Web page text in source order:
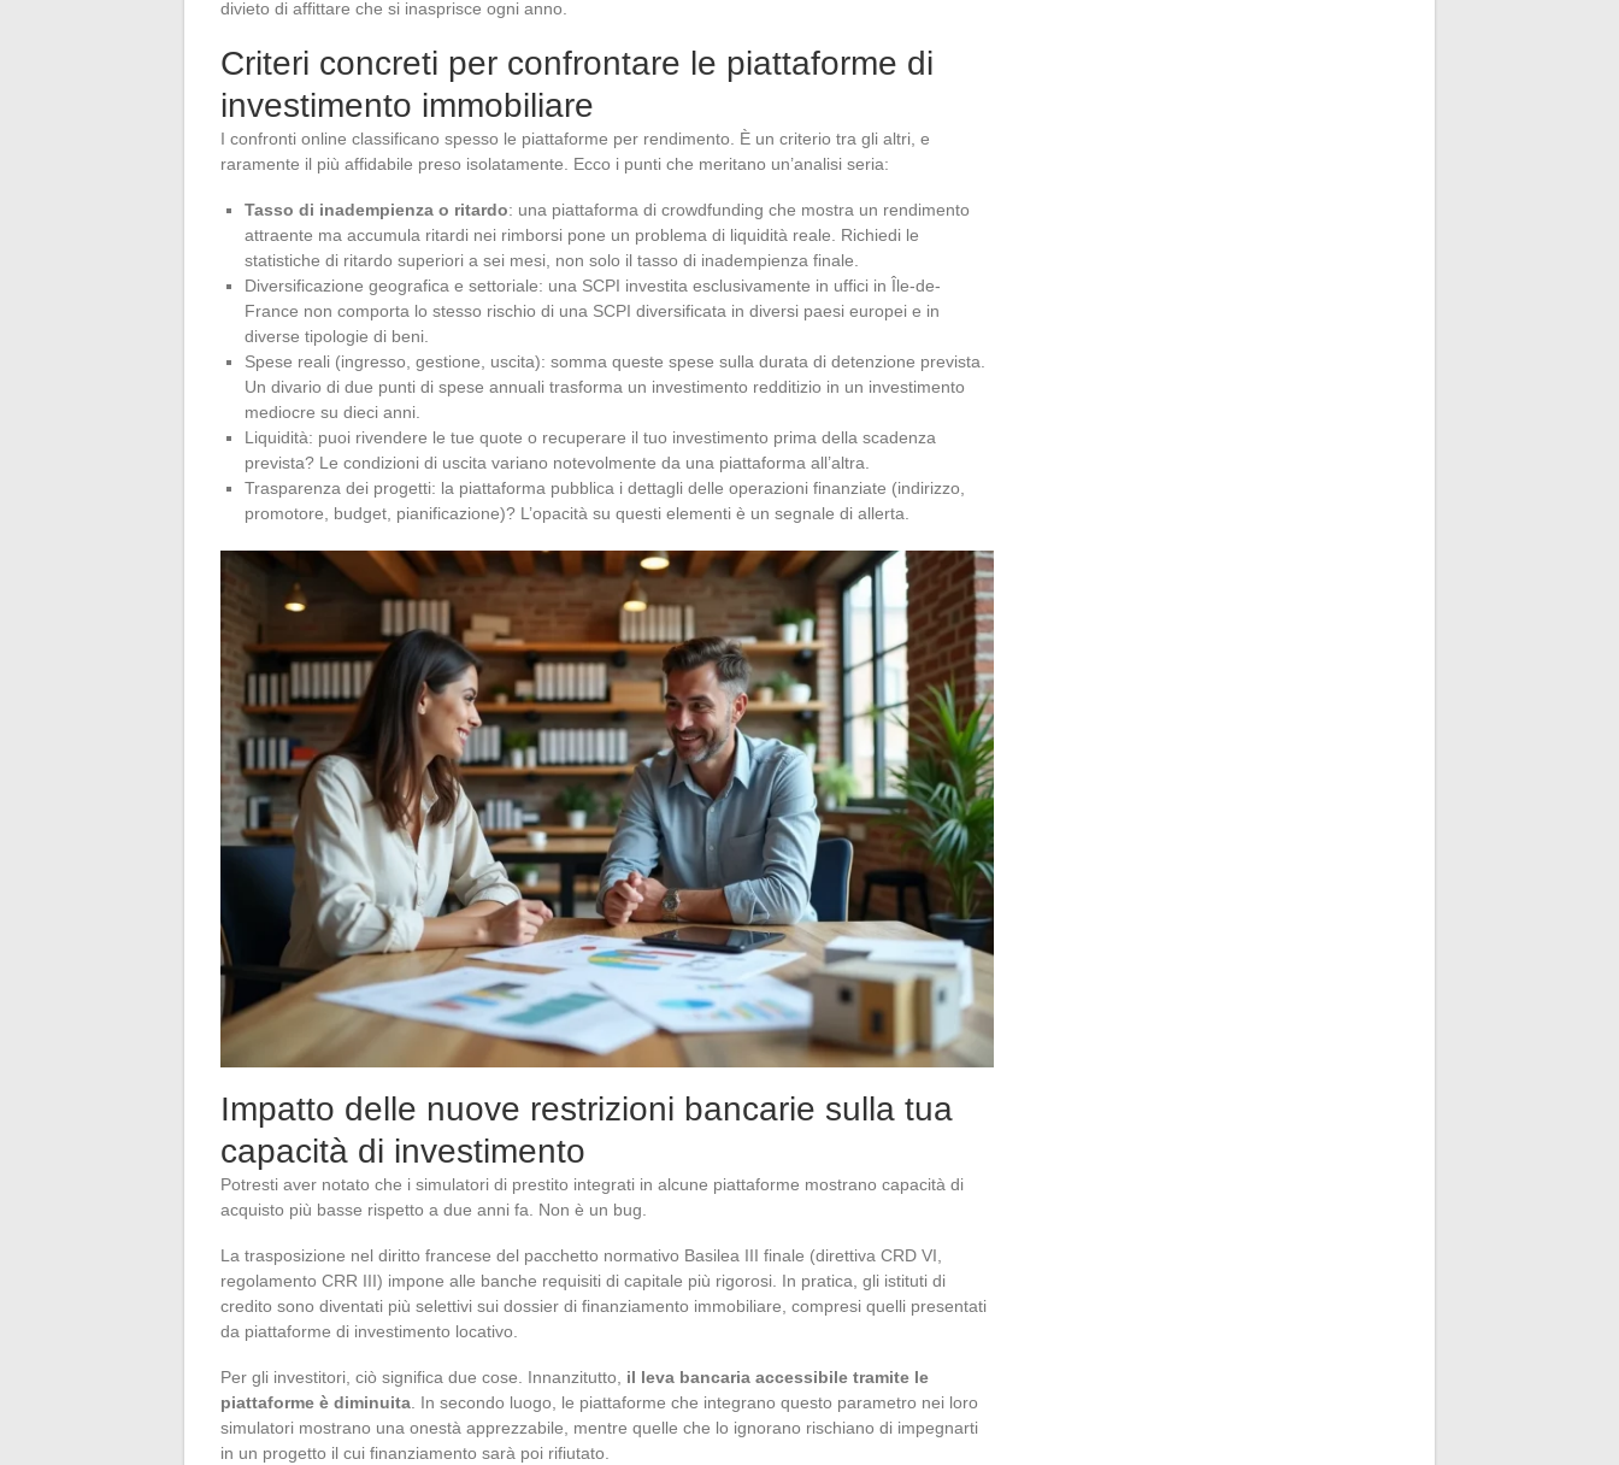
divieto di affittare che si inasprisce ogni anno.
Criteri concreti per confrontare le piattaforme di
investimento immobiliare
I confronti online classificano spesso le piattaforme per rendimento. È un criterio tra gli altri, e
raramente il più affidabile preso isolatamente. Ecco i punti che meritano un’analisi seria:
Tasso di inadempienza o ritardo: una piattaforma di crowdfunding che mostra un rendimento
attraente ma accumula ritardi nei rimborsi pone un problema di liquidità reale. Richiedi le
statistiche di ritardo superiori a sei mesi, non solo il tasso di inadempienza finale.
Diversificazione geografica e settoriale: una SCPI investita esclusivamente in uffici in Île-de-
France non comporta lo stesso rischio di una SCPI diversificata in diversi paesi europei e in
diverse tipologie di beni.
Spese reali (ingresso, gestione, uscita): somma queste spese sulla durata di detenzione prevista.
Un divario di due punti di spese annuali trasforma un investimento redditizio in un investimento
mediocre su dieci anni.
Liquidità: puoi rivendere le tue quote o recuperare il tuo investimento prima della scadenza
prevista? Le condizioni di uscita variano notevolmente da una piattaforma all’altra.
Trasparenza dei progetti: la piattaforma pubblica i dettagli delle operazioni finanziate (indirizzo,
promotore, budget, pianificazione)? L’opacità su questi elementi è un segnale di allerta.
Impatto delle nuove restrizioni bancarie sulla tua
capacità di investimento
Potresti aver notato che i simulatori di prestito integrati in alcune piattaforme mostrano capacità di
acquisto più basse rispetto a due anni fa. Non è un bug.
La trasposizione nel diritto francese del pacchetto normativo Basilea III finale (direttiva CRD VI,
regolamento CRR III) impone alle banche requisiti di capitale più rigorosi. In pratica, gli istituti di
credito sono diventati più selettivi sui dossier di finanziamento immobiliare, compresi quelli presentati
da piattaforme di investimento locativo.
Per gli investitori, ciò significa due cose. Innanzitutto, il leva bancaria accessibile tramite le
piattaforme è diminuita . In secondo luogo, le piattaforme che integrano questo parametro nei loro
simulatori mostrano una onestà apprezzabile, mentre quelle che lo ignorano rischiano di impegnarti
in un progetto il cui finanziamento sarà poi rifiutato.